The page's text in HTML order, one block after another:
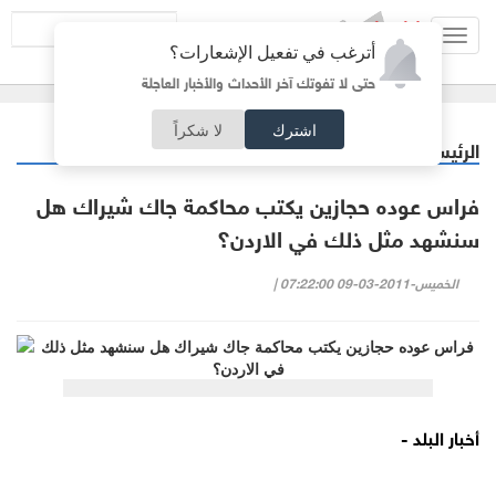
أترغب في تفعيل الإشعارات؟
حتى لا تفوتك آخر الأحداث والأخبار العاجلة
اشترك لا شكراً
الرئيسية
فراس عوده حجازين يكتب محاكمة جاك شيراك هل
سنشهد مثل ذلك في الاردن؟
الخميس-2011-03-09 07:22:00 |
أخبار البلد -